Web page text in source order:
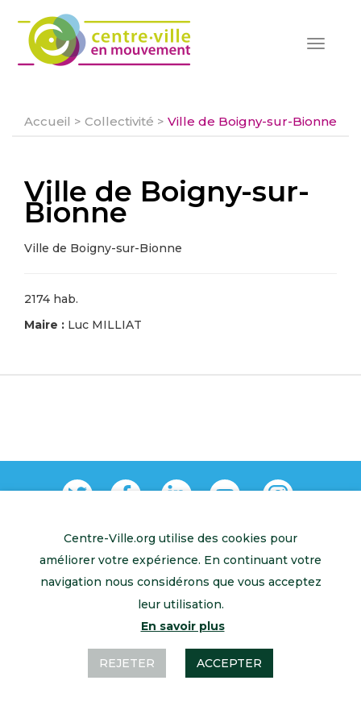
Toggle
Accueil > Collectivité > Ville de Boigny-sur-Bionne
Ville de Boigny-sur-
Bionne
Ville de Boigny-sur-Bionne
2174 hab.
Maire : Luc MILLIAT
Retour à l’accueil Mentions légales Contactez-nous
Centre-Ville.org utilise des cookies pour
améliorer votre expérience. En continuant votre
navigation nous considérons que vous acceptez
leur utilisation.
En savoir plus
REJETER ACCEPTER